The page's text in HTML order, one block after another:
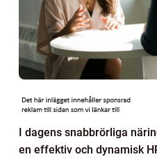
I dagens snabbrörliga
en effektiv och dynamisk